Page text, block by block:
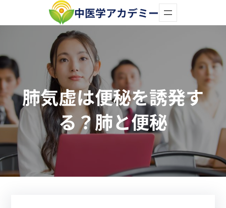
容
ス
キ
ッ
プ
中医学アカデミー
肺気虚は便秘を誘発す
る？肺と便秘